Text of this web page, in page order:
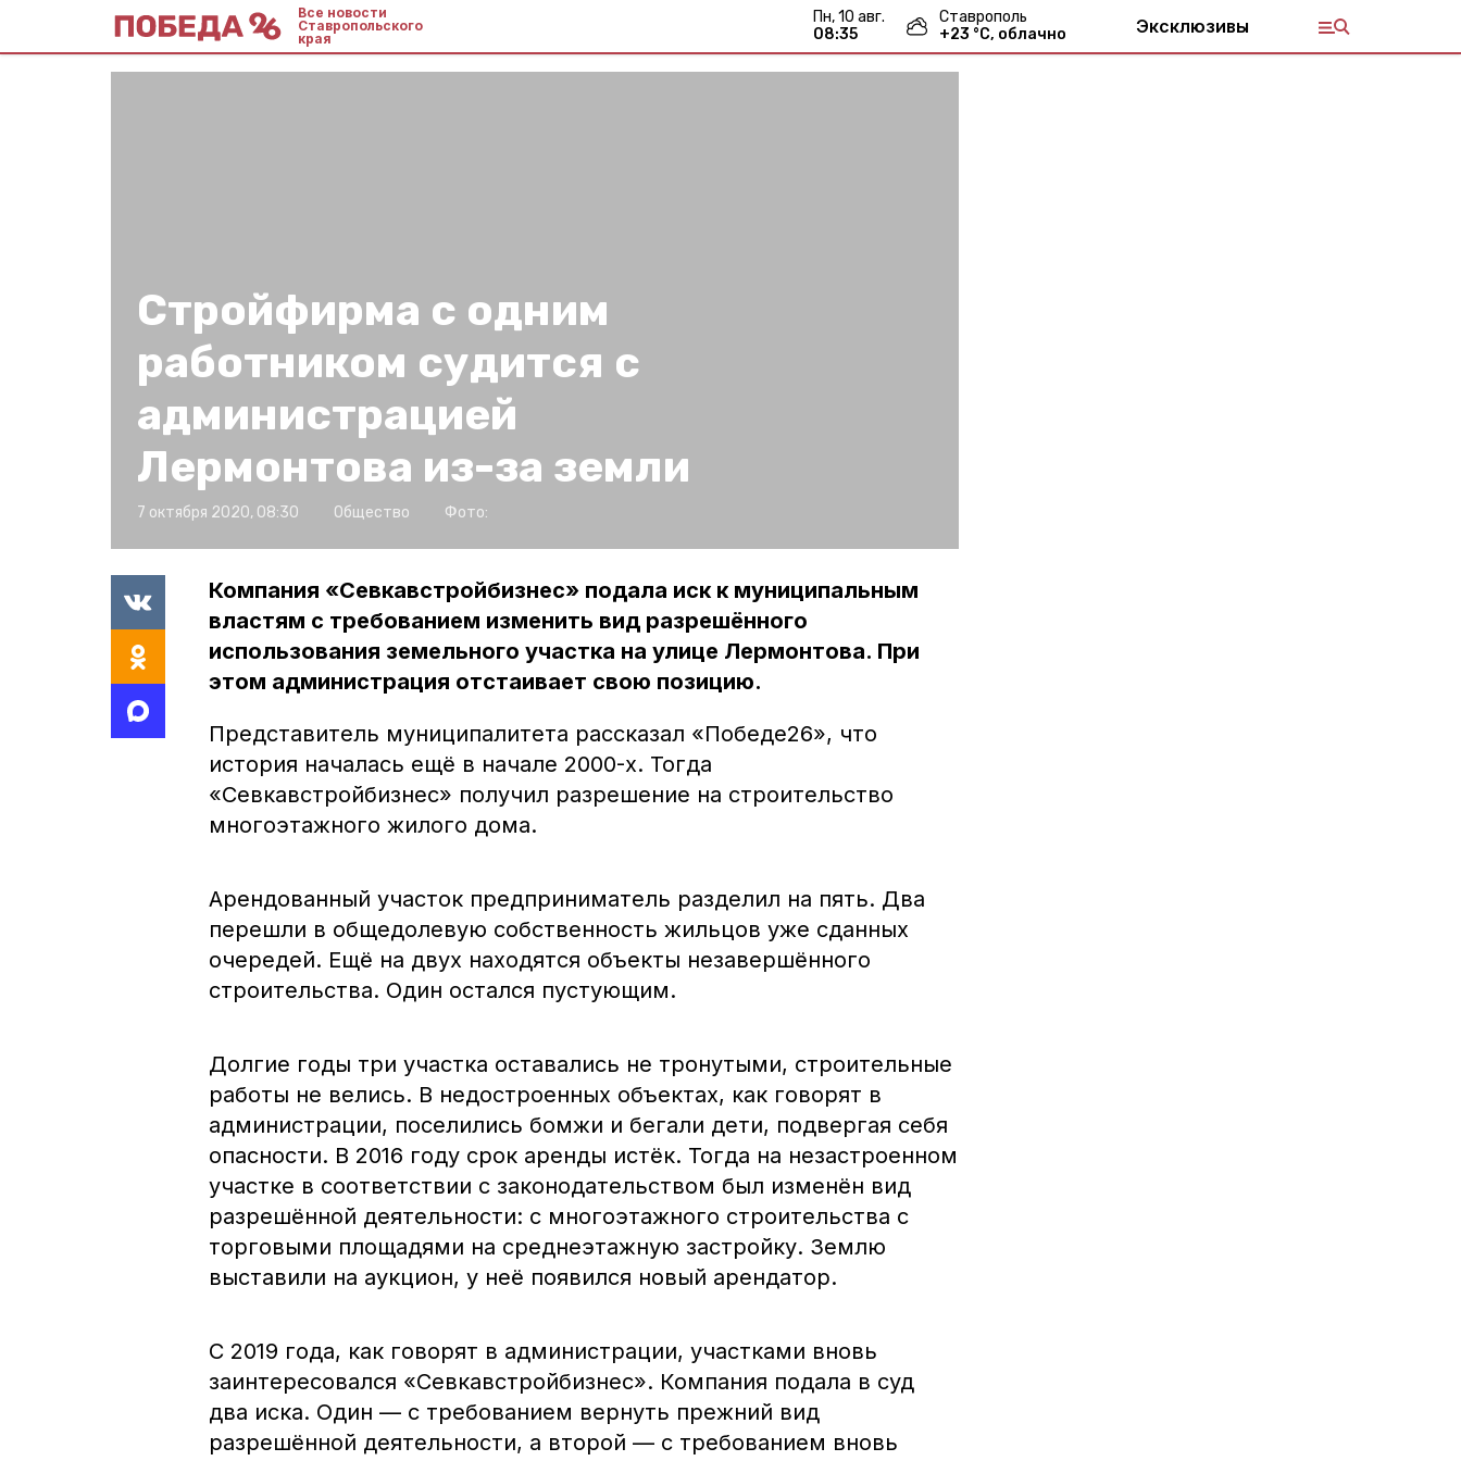
Все новости
Ставропольского
края
пн, 10 авг.
08:35
Ставрополь
+23 °С, облачно Эксклюзивы
Стройфирма с одним
работником судится с
администрацией
Лермонтова из-за земли
7 октября 2020, 08:30 Общество Фото:
Компания «Севкавстройбизнес» подала иск к муниципальным
властям с требованием изменить вид разрешённого
использования земельного участка на улице Лермонтова. При
этом администрация отстаивает свою позицию.
Представитель муниципалитета рассказал «Победе26», что
история началась ещё в начале 2000-х. Тогда
«Севкавстройбизнес» получил разрешение на строительство
многоэтажного жилого дома.
Арендованный участок предприниматель разделил на пять. Два
перешли в общедолевую собственность жильцов уже сданных
очередей. Ещё на двух находятся объекты незавершённого
строительства. Один остался пустующим.
Долгие годы три участка оставались не тронутыми, строительные
работы не велись. В недостроенных объектах, как говорят в
администрации, поселились бомжи и бегали дети, подвергая себя
опасности. В 2016 году срок аренды истёк. Тогда на незастроенном
участке в соответствии с законодательством был изменён вид
разрешённой деятельности: с многоэтажного строительства с
торговыми площадями на среднеэтажную застройку. Землю
выставили на аукцион, у неё появился новый арендатор.
С 2019 года, как говорят в администрации, участками вновь
заинтересовался «Севкавстройбизнес». Компания подала в суд
два иска. Один — с требованием вернуть прежний вид
разрешённой деятельности, а второй — с требованием вновь